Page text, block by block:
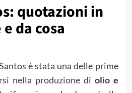
quotazioni in
da cosa
è stata una delle prime
nella produzione di olio e